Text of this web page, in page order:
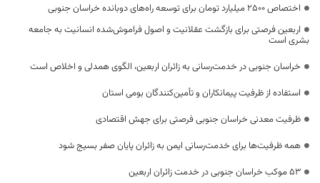
اختصاص 2500 میلیارد تومان برای توسعه راه‌های دوبانده خراسان جنوبی
اربعین فرصتی برای بازگشت عقلانیت و اصول فراموش‌شده انسانیت به جامعه
بشری است
خراسان جنوبی در خدمت‌رسانی به زائران اربعین، الگوی همدلی و اخلاص است
استفاده از ظرفیت پیمانکاران و تأمین‌کنندگان بومی استان
ظرفیت معدنی خراسان جنوبی فرصتی برای جهش اقتصادی
همه ظرفیت‌ها برای خدمت‌رسانی ایمن به زائران پایان صفر بسیج شود
53 موکب خراسان جنوبی در خدمت زائران اربعین